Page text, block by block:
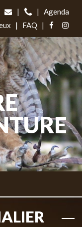
| |
Agenda
| FAQ |